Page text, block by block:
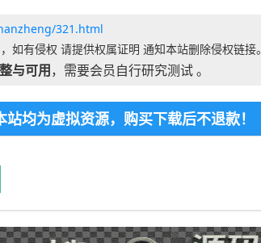
321.html
如有侵权 请提供权属证明 通知本站删除侵权链接。
与可用，需要会员自行研究测试 。
均为虚拟资源，购买下载后不退款！